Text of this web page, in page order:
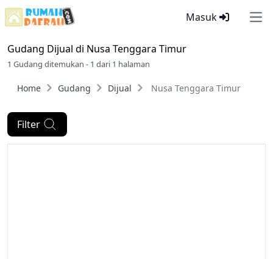
Masuk
Gudang Dijual di Nusa Tenggara Timur
1 Gudang ditemukan - 1 dari 1 halaman
Home Gudang Dijual Nusa Tenggara Timur
Filter